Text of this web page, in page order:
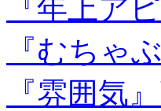
『年上ア
『むちゃ
『雰囲気